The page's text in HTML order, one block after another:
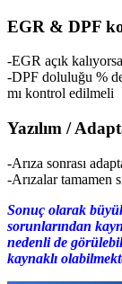
EGR & DPF
-EGR açık
-DPF doluluğu %
mı kontrol edilmeli
Yazılım /
-Arıza sonrası
-Arızalar tamamen
Sonuç olarak
sorunlarından
nedenli de
kaynaklı